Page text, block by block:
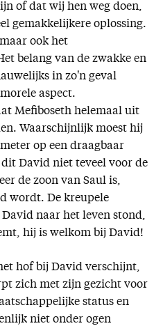
of dat wij hen weg doen,
gemakkelijkere oplossing.
ook het
belang van de zwakke en
in zo'n geval
aspect.
Mefiboseth helemaal uit
Waarschijnlijk moest hij
op een draagbaar
David niet teveel voor de
de zoon van Saul is,
wordt. De kreupele
naar het leven stond,
hij is welkom bij David!
hof bij David verschijnt,
zich met zijn gezicht voor
status en
niet onder ogen